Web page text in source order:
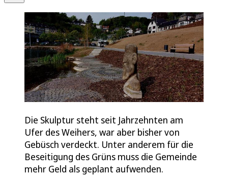
Die Skulptur steht seit Jahrzehnten am
Ufer des Weihers, war aber bisher von
Gebüsch verdeckt. Unter anderem für die
Beseitigung des Grüns muss die Gemeinde
mehr Geld als geplant aufwenden.